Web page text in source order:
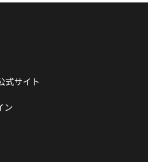
式サイト
ン